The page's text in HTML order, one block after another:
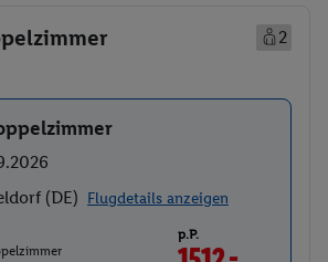
2
(DE) Flugdetails anzeigen
p.P.